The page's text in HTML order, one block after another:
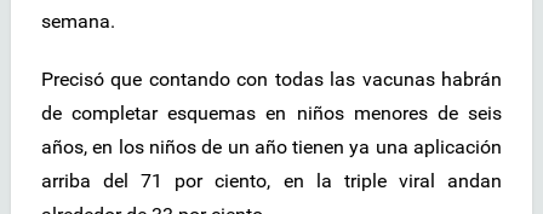
semana.
Precisó que contando con todas las vacunas habrán
de completar esquemas en niños menores de seis
años, en los niños de un año tienen ya una aplicación
arriba del 71 por ciento, en la triple viral andan